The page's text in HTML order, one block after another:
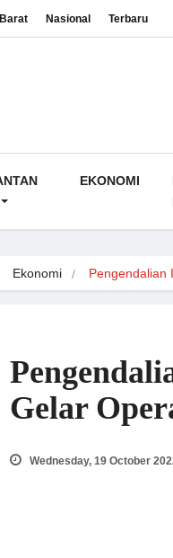
Nasional Terbaru
EKONOMI
Ekonomi Pengendalian
Gelar
Wednesday, 19 October